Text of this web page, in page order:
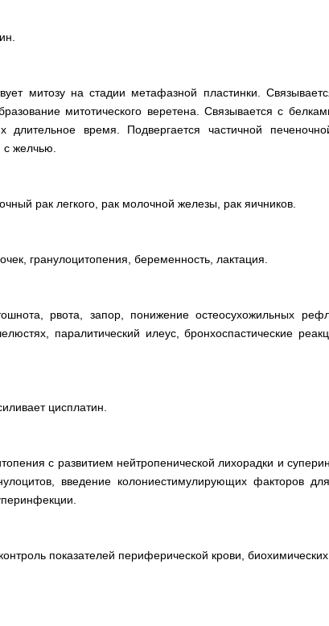
митозу на стадии метафазной пластинки.
митотического веретена. Связывается с
время. Подвергается частичной
желчью.
рак легкого, рак молочной железы, рак яичников.
гранулоцитопения, беременность, лактация.
рвота, запор, понижение остеосухожильных
паралитический илеус, бронхоспастические
цисплатин.
с развитием нейтропенической лихорадки и
введение колониестимулирующих факторов
показателей периферической крови,